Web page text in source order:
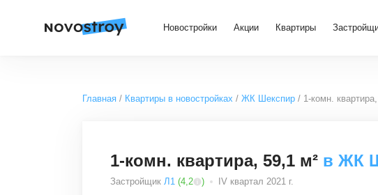
Новостройки Акции Квартиры
Главная Квартиры в новостройках ЖК Шекспир 1-комн.
1-комн. квартира, 59,1 м² в ЖК
Застройщик Л1 (4,2 ) IV квартал 2021 г.